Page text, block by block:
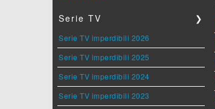
Serie TV ❯
Serie TV imperdibili 2026
Serie TV imperdibili 2025
Serie TV imperdibili 2024
Serie TV imperdibili 2023